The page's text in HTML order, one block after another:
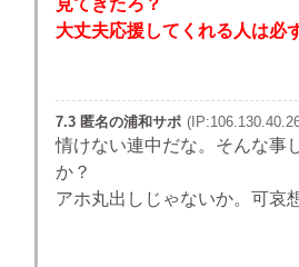
大丈夫応援してくれる人は必
7.3 匿名の浦和サポ
情けない連中だな。そんな事
か？
アホ丸出しじゃないか。可哀